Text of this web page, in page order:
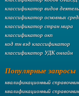
классификатор видов
классификатор основных
классификатор стран мира
классификатор окп
код тн вэд классификатор
классификатор УДК онлайн
Популярные запросы
квалификационный
квалификационный